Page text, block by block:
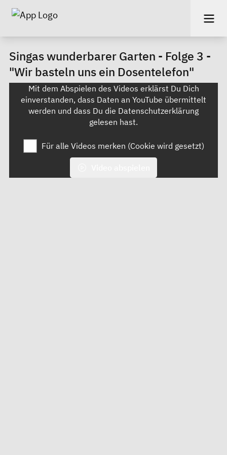
Singas wunderbarer Garten - Folge 3 -
"Wir basteln uns ein Dosentelefon"
Mit dem Abspielen des Videos erklärst Du Dich
einverstanden, dass Daten an YouTube übermittelt
werden und dass Du die Datenschutzerklärung
gelesen hast.
Für alle Videos merken (Cookie wird gesetzt)